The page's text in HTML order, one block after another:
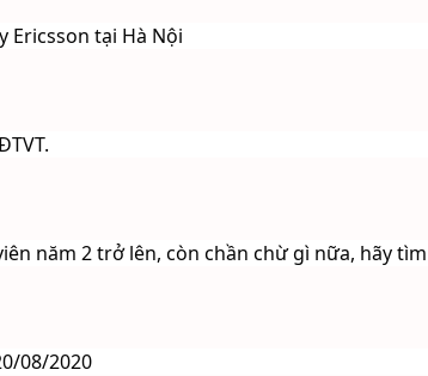
Ericsson tại Hà Nội
năm 2 trở lên, còn chần chừ gì nữa, hãy
08/2020